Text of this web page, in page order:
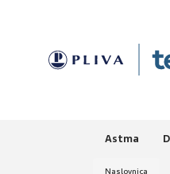
Astma
Naslovnica